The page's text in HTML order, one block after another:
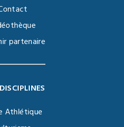
partenaire
Athlétique